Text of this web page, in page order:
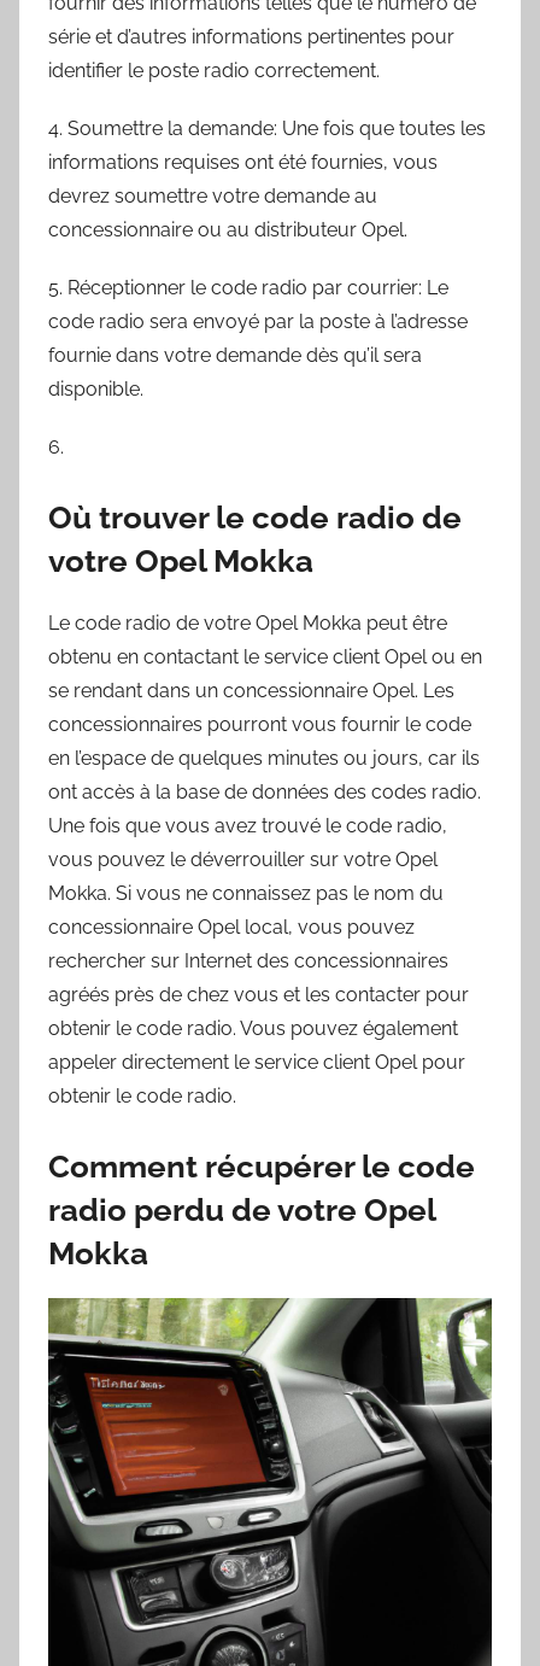
série et d’autres informations pertinentes pour
identifier le poste radio correctement.
4. Soumettre la demande: Une fois que toutes les
informations requises ont été fournies, vous
devrez soumettre votre demande au
concessionnaire ou au distributeur Opel.
5. Réceptionner le code radio par courrier: Le
code radio sera envoyé par la poste à l’adresse
fournie dans votre demande dès qu’il sera
disponible.
6.
Où trouver le code radio de
votre Opel Mokka
Le code radio de votre Opel Mokka peut être
obtenu en contactant le service client Opel ou en
se rendant dans un concessionnaire Opel. Les
concessionnaires pourront vous fournir le code
en l’espace de quelques minutes ou jours, car ils
ont accès à la base de données des codes radio.
Une fois que vous avez trouvé le code radio,
vous pouvez le déverrouiller sur votre Opel
Mokka. Si vous ne connaissez pas le nom du
concessionnaire Opel local, vous pouvez
rechercher sur Internet des concessionnaires
agréés près de chez vous et les contacter pour
obtenir le code radio. Vous pouvez également
appeler directement le service client Opel pour
obtenir le code radio.
Comment récupérer le code
radio perdu de votre Opel
Mokka